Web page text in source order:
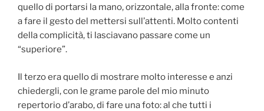
quello di portarsi la mano, orizzontale, alla fronte: come
a fare il gesto del mettersi sull’attenti. Molto contenti
della complicità, ti lasciavano passare come un
“superiore”.
Il terzo era quello di mostrare molto interesse e anzi
chiedergli, con le grame parole del mio minuto
repertorio d’arabo, di fare una foto: al che tutti i